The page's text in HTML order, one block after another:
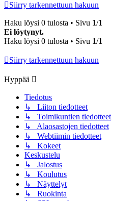
Siirry tarkennettuun hakuun
Haku löysi 0 tulosta • Sivu 1/1
Ei löytynyt.
Haku löysi 0 tulosta • Sivu 1/1
Siirry tarkennettuun hakuun
Hyppää
Tiedotus
↳ Liiton tiedotteet
↳ Toimikuntien tiedotteet
↳ Alaosastojen tiedotteet
↳ Webtiimin tiedotteet
↳ Kokeet
Keskustelu
↳ Jalostus
↳ Koulutus
↳ Näyttelyt
↳ Ruokinta